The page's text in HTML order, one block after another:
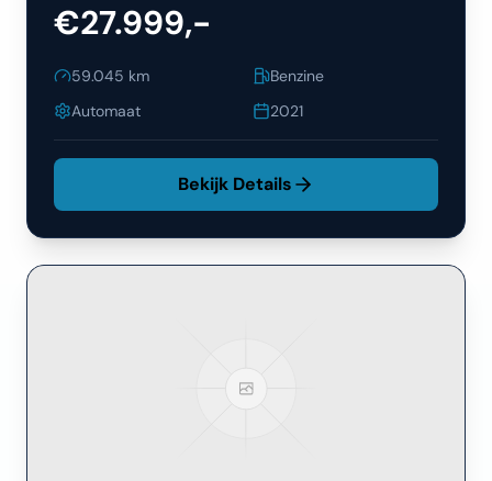
€27.999,-
59.045 km
Benzine
Automaat
2021
Bekijk Details